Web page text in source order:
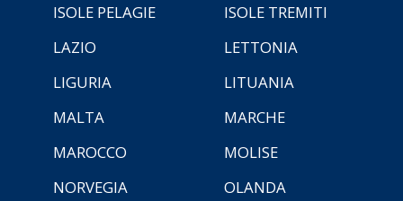
ISOLE PELAGIE
ISOLE TREMITI
LAZIO
LETTONIA
LIGURIA
LITUANIA
MALTA
MARCHE
MAROCCO
MOLISE
NORVEGIA
OLANDA